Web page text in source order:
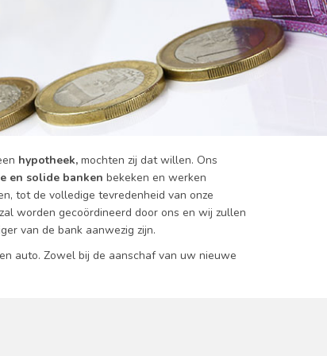
hypotheek, mochten zij dat willen. Ons
en solide banken bekeken en werken
tot de volledige tevredenheid van onze
worden gecoördineerd door ons en wij zullen
van de bank aanwezig zijn.
auto. Zowel bij de aanschaf van uw nieuwe